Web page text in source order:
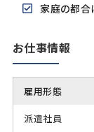
家庭の都合
お仕事情報
雇用形態
派遣社員